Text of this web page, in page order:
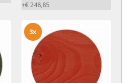
+€ 248,85
3x